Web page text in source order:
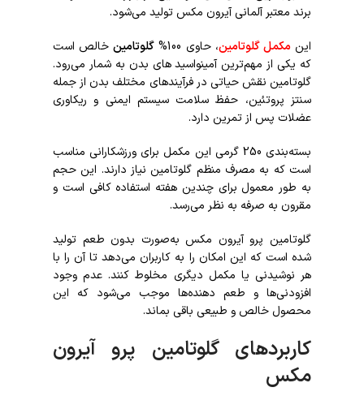
برند معتبر آلمانی آیرون مکس تولید می‌شود.
اینمکمل گلوتامین، حاوی 100% گلوتامینخالص است
که یکی از مهم‌ترین آمینواسید های بدن به شمار می‌رود.
گلوتامین نقش حیاتی در فرآیندهای مختلف بدن از جمله
سنتز پروتئین، حفظ سلامت سیستم ایمنی و ریکاوری
عضلات پس از تمرین دارد.
بسته‌بندی 250 گرمی این مکمل برای ورزشکارانی مناسب
است که به مصرف منظم گلوتامین نیاز دارند. این حجم
به طور معمول برای چندین هفته استفاده کافی است و
مقرون به صرفه به نظر می‌رسد.
گلوتامین پرو آیرون مکس به‌صورت بدون طعم تولید
شده است که این امکان را به کاربران می‌دهد تا آن را با
هر نوشیدنی یا مکمل دیگری مخلوط کنند. عدم وجود
افزودنی‌ها و طعم‌ دهنده‌ها موجب می‌شود که این
محصول خالص و طبیعی باقی بماند.
کاربرد‌های گلوتامین پرو آیرون
مکس